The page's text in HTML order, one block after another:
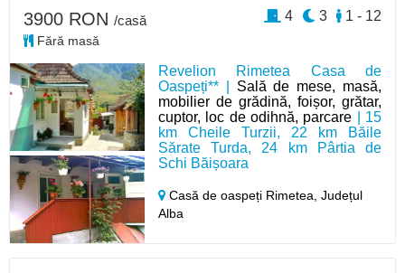
Revelion Rimetea Casa de
Oaspeți** | Sală de mese, masă,
mobilier de grădină, foișor, grătar,
cuptor, loc de odihnă, parcare | 15
km Cheile Turzii, 22 km Băile
Sărate Turda, 24 km Pârtia de
Schi Băișoara
Casă de oaspeți Rimetea,Județul
Alba
3900 RON /casă
Fără masă
1 - 12
3
4